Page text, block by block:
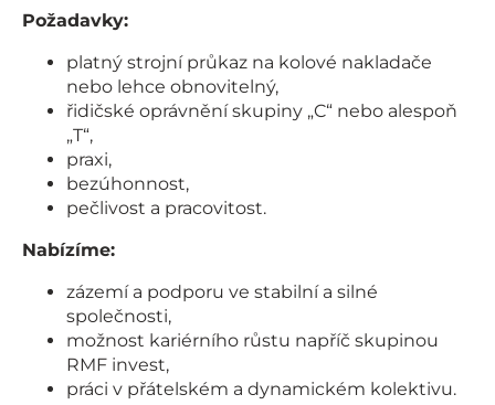
Požadavky:
platný strojní průkaz na kolové nakladače
nebo lehce obnovitelný,
řidičské oprávnění skupiny „C“ nebo alespoň
„T“,
praxi,
bezúhonnost,
pečlivost a pracovitost.
Nabízíme:
zázemí a podporu ve stabilní a silné
společnosti,
možnost kariérního růstu napříč skupinou
RMF invest,
práci v přátelském a dynamickém kolektivu.